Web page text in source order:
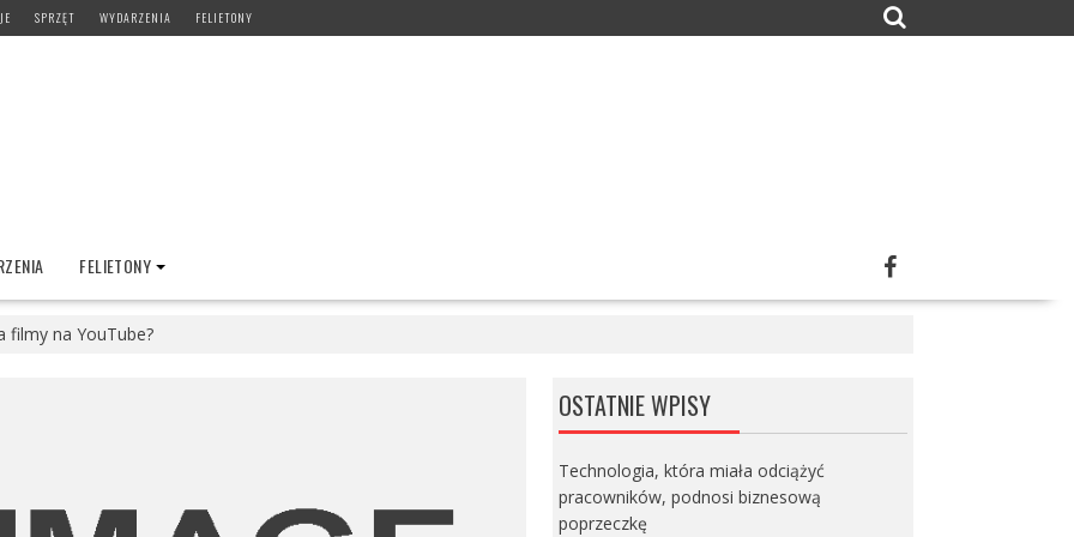
SPRZĘT WYDARZENIA FELIETONY
FELIETONY
filmy na YouTube?
OSTATNIE WPISY
Technologia, która miała odciążyć
pracowników, podnosi biznesową
poprzeczkę